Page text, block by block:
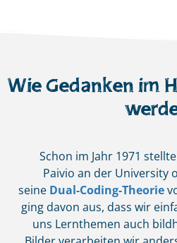
Wie Gedanken im
Schon im Jahr 1971
Paivio an der University
seine Dual-Coding-Theorie
ging davon aus, dass wir
uns Lernthemen auch